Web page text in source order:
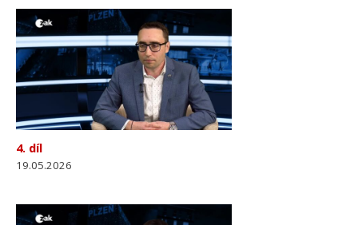
4. díl
19.05.2026